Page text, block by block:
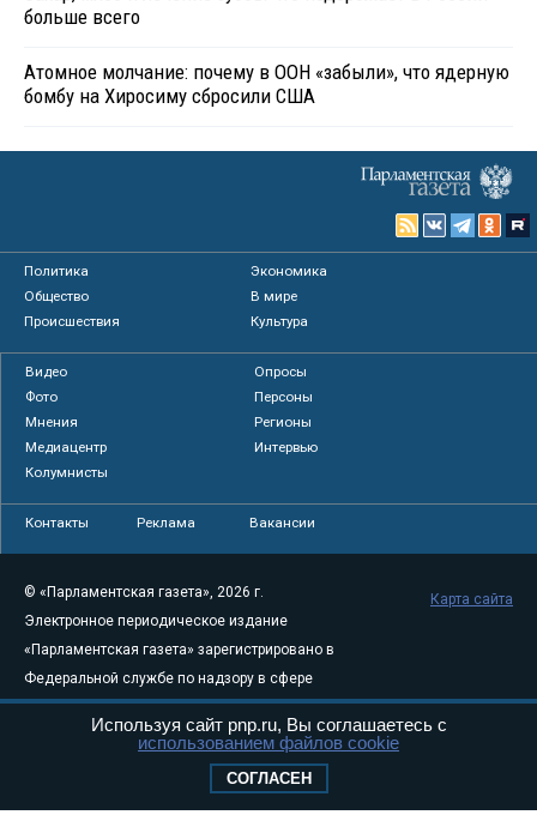
больше всего
Атомное молчание: почему в ООН «забыли», что ядерную
бомбу на Хиросиму сбросили США
Политика
Экономика
Общество
В мире
Происшествия
Культура
Видео
Опросы
Фото
Персоны
Мнения
Регионы
Медиацентр
Интервью
Колумнисты
Контакты Реклама Вакансии
© «Парламентская газета», 2026 г.
Электронное периодическое издание
«Парламентская газета» зарегистрировано в
Федеральной службе по надзору в сфере
связи, информационных технологий и
массовых коммуникаций (Роскомнадзор) 05
Свидетельство о регистрации Эл № ФС77-
Карта сайта
Используя сайт pnp.ru, Вы соглашаетесь с
использованием файлов cookie
СОГЛАСЕН